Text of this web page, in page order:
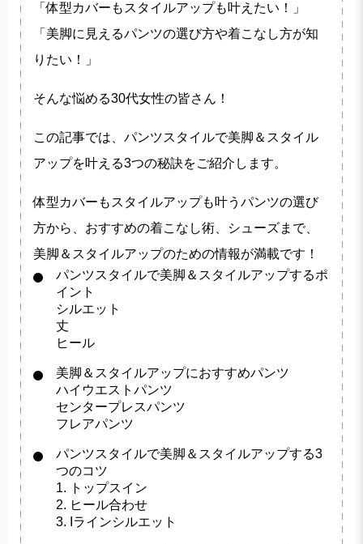
「体型カバーもスタイルアップも叶えたい！」
「美脚に見えるパンツの選び方や着こなし方が知
りたい！」
そんな悩める30代女性の皆さん！
この記事では、 パンツスタイルで美脚＆スタイル
アップを叶える3つの秘訣をご紹介します。
体型カバーもスタイルアップも叶うパンツの選び
方から、おすすめの着こなし術、シューズまで、
美脚＆スタイルアップのための情報が満載です！
パンツスタイルで美脚＆スタイルアップするポ
イント
シルエット
丈
ヒール
美脚＆スタイルアップにおすすめパンツ
ハイウエストパンツ
センタープレスパンツ
フレアパンツ
パンツスタイルで美脚＆スタイルアップする3
つのコツ
1. トップスイン
2. ヒール合わせ
3. Iラインシルエット